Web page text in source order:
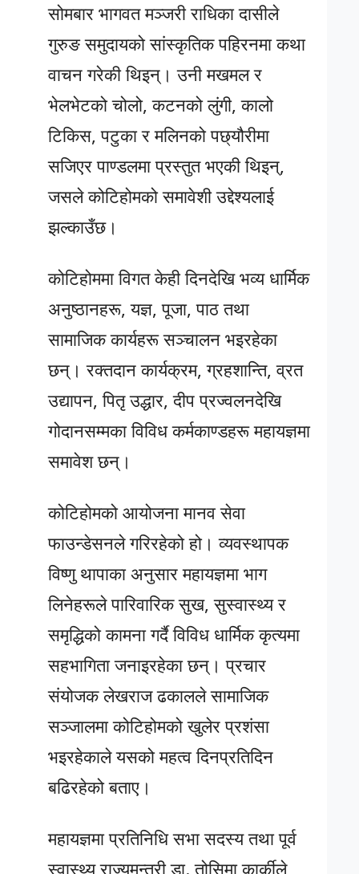
सोमबार भागवत मञ्जरी राधिका दासीले
गुरुङ समुदायको सांस्कृतिक पहिरनमा कथा
वाचन गरेकी थिइन्। उनी मखमल र
भेलभेटको चोलो, कटनको लुंगी, कालो
टिकिस, पटुका र मलिनको पछ्यौरीमा
सजिएर पाण्डलमा प्रस्तुत भएकी थिइन्,
जसले कोटिहोमको समावेशी उद्देश्यलाई
झल्काउँछ।
कोटिहोममा विगत केही दिनदेखि भव्य धार्मिक
अनुष्ठानहरू, यज्ञ, पूजा, पाठ तथा
सामाजिक कार्यहरू सञ्चालन भइरहेका
छन्। रक्तदान कार्यक्रम, ग्रहशान्ति, व्रत
उद्यापन, पितृ उद्धार, दीप प्रज्वलनदेखि
गोदानसम्मका विविध कर्मकाण्डहरू महायज्ञमा
समावेश छन्।
कोटिहोमको आयोजना मानव सेवा
फाउन्डेसनले गरिरहेको हो। व्यवस्थापक
विष्णु थापाका अनुसार महायज्ञमा भाग
लिनेहरूले पारिवारिक सुख, सुस्वास्थ्य र
समृद्धिको कामना गर्दै विविध धार्मिक कृत्यमा
सहभागिता जनाइरहेका छन्। प्रचार
संयोजक लेखराज ढकालले सामाजिक
सञ्जालमा कोटिहोमको खुलेर प्रशंसा
भइरहेकाले यसको महत्व दिनप्रतिदिन
बढिरहेको बताए।
महायज्ञमा प्रतिनिधि सभा सदस्य तथा पूर्व